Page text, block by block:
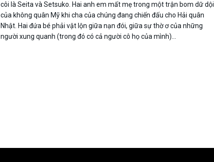
côi là Seita và Setsuko. Hai anh em mất mẹ trong một trận bom dữ dội
của không quân Mỹ khi cha của chúng đang chiến đấu cho Hải quân
Nhật. Hai đứa bé phải vật lộn giữa nạn đói, giữa sự thờ ơ của những
người xung quanh (trong đó có cả người cô họ của mình)...